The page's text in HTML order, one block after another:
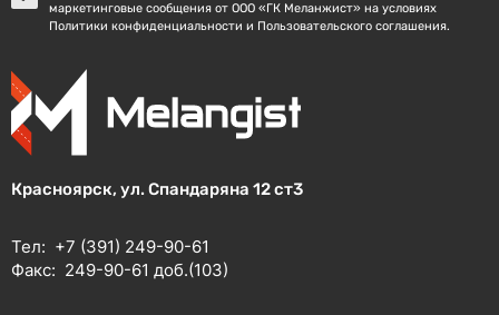
маркетинговые сообщения от ООО «ГК Меланжист» на условиях
Политики конфиденциальности и Пользовательского соглашения.
Красноярск, ул. Спандаряна 12 ст3
Тел: +7 (391) 249-90-61
Факс: 249-90-61 доб.(103)